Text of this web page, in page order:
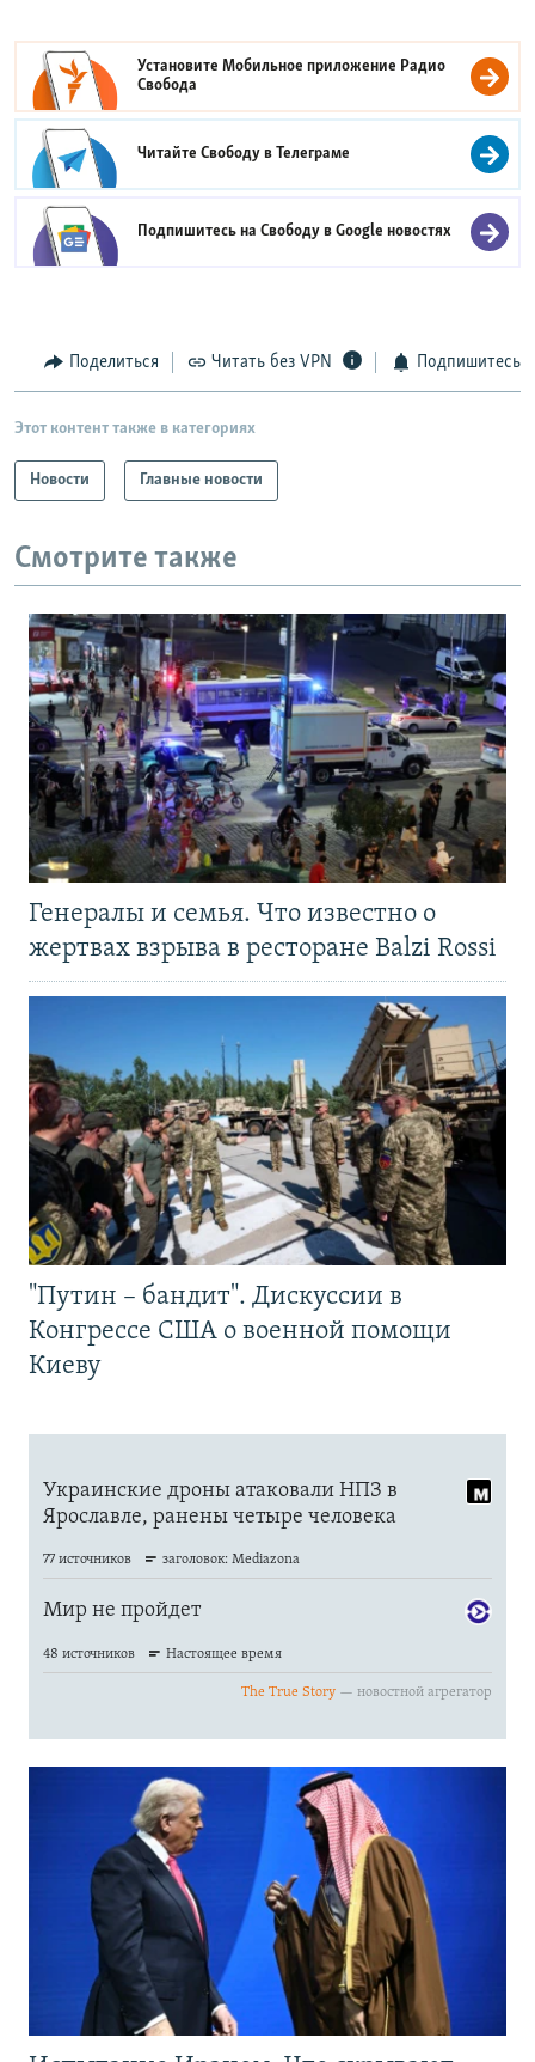
Установите Мобильное приложение Радио
Свобода
Читайте Свободу вТелеграме
Подпишитесь на Свободу вGoogle новостях
Поделиться Читать без VPN Подпишитесь
Этот контент также в категориях
Новости Главные новости
Смотрите также
Генералы и семья. Что известно о
жертвах взрыва в ресторане Balzi Rossi
"Путин – бандит". Дискуссии в
Конгрессе США о военной помощи
Киеву